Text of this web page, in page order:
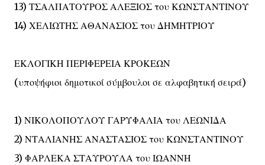
13) ΤΣΑΛΠΑΤΟΥΡΟΣ ΑΛΕΞΙΟΣ του ΚΩΝΣΤΑΝΤΙΝΟΥ
14) ΧΕΛΙΩΤΗΣ ΑΘΑΝΑΣΙΟΣ του ΔΗΜΗΤΡΙΟΥ
ΕΚΛΟΓΙΚΗ ΠΕΡΙΦΕΡΕΙΑ ΚΡΟΚΕΩΝ
(υποψήφιοι δημοτικοί σύμβουλοι σε αλφαβητική σειρά)
1) ΝΙΚΟΛΟΠΟΥΛΟΥ ΓΑΡΥΦΑΛΙΑ του ΛΕΩΝΙΔΑ
2) ΝΤΑΛΙΑΝΗΣ ΑΝΑΣΤΑΣΙΟΣ του ΚΩΝΣΤΑΝΤΙΝΟΥ
3) ΦΑΡΛΕΚΑ ΣΤΑΥΡΟΥΛΑ του ΙΩΑΝΝΗ